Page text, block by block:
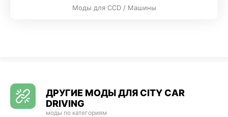
Моды для CCD / Машины
ДРУГИЕ МОДЫ ДЛЯ CITY CAR
DRIVING
моды по категориям